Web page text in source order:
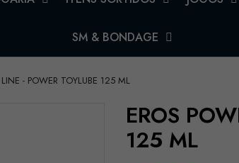
SM & BONDAGE
- POWER TOYLUBE 125 ML
EROS
125 ML